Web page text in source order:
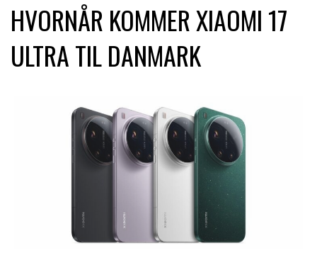
HVORNÅR KOMMER XIAOMI 17
ULTRA TIL DANMARK